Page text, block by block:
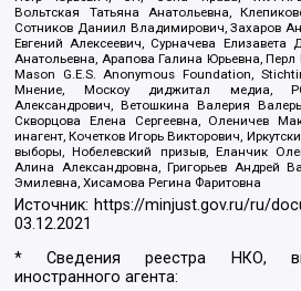
Вольтская Татьяна Анатольевна,
Сотников Даниил Владимирович, Захаров
Евгений Алексеевич, Сурначева Елизавета
Анатольевна, Арапова Галина Юрьевна,
Mason G.E.S. Anonymous Foundation,
Мнение, Москоу диджитал медиа,
Александрович, Ветошкина Валерия
Скворцова Елена Сергеевна, Оленичев
инагент, Кочетков Игорь Викторович,
выборы, Нобелевский призыв, Еланчик
Алина Александровна, Григорьев Андрей
Эмилевна, Хисамова Регина Фаритовна
Источник: https://minjust.gov.ru/ru/
03.12.2021
* Сведения реестра НКО,
иностранного агента: